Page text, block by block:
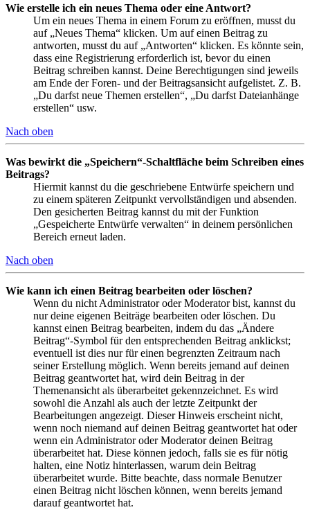
Wie erstelle ich ein neues Thema oder eine Antwort?
Um ein neues Thema in einem Forum zu eröffnen, musst du
auf „Neues Thema“ klicken. Um auf einen Beitrag zu
antworten, musst du auf „Antworten“ klicken. Es könnte sein,
dass eine Registrierung erforderlich ist, bevor du einen
Beitrag schreiben kannst. Deine Berechtigungen sind jeweils
am Ende der Foren- und der Beitragsansicht aufgelistet. Z. B.
„Du darfst neue Themen erstellen“, „Du darfst Dateianhänge
erstellen“ usw.
Nach oben
Was bewirkt die „Speichern“-Schaltfläche beim Schreiben eines
Beitrags?
Hiermit kannst du die geschriebene Entwürfe speichern und
zu einem späteren Zeitpunkt vervollständigen und absenden.
Den gesicherten Beitrag kannst du mit der Funktion
„Gespeicherte Entwürfe verwalten“ in deinem persönlichen
Bereich erneut laden.
Nach oben
Wie kann ich einen Beitrag bearbeiten oder löschen?
Wenn du nicht Administrator oder Moderator bist, kannst du
nur deine eigenen Beiträge bearbeiten oder löschen. Du
kannst einen Beitrag bearbeiten, indem du das „Ändere
Beitrag“-Symbol für den entsprechenden Beitrag anklickst;
eventuell ist dies nur für einen begrenzten Zeitraum nach
seiner Erstellung möglich. Wenn bereits jemand auf deinen
Beitrag geantwortet hat, wird dein Beitrag in der
Themenansicht als überarbeitet gekennzeichnet. Es wird
sowohl die Anzahl als auch der letzte Zeitpunkt der
Bearbeitungen angezeigt. Dieser Hinweis erscheint nicht,
wenn noch niemand auf deinen Beitrag geantwortet hat oder
wenn ein Administrator oder Moderator deinen Beitrag
überarbeitet hat. Diese können jedoch, falls sie es für nötig
halten, eine Notiz hinterlassen, warum dein Beitrag
überarbeitet wurde. Bitte beachte, dass normale Benutzer
einen Beitrag nicht löschen können, wenn bereits jemand
darauf geantwortet hat.